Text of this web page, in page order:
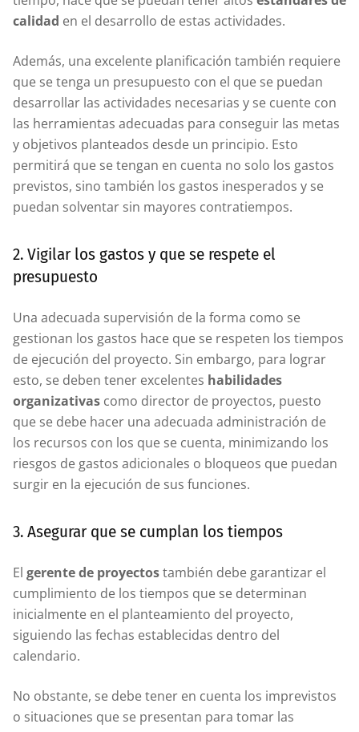
calidad en el desarrollo de estas actividades.
Además, una excelente planificación también requiere
que se tenga un presupuesto con el que se puedan
desarrollar las actividades necesarias y se cuente con
las herramientas adecuadas para conseguir las metas
y objetivos planteados desde un principio. Esto
permitirá que se tengan en cuenta no solo los gastos
previstos, sino también los gastos inesperados y se
puedan solventar sin mayores contratiempos.
2. Vigilar los gastos y que se respete el
presupuesto
Una adecuada supervisión de la forma como se
gestionan los gastos hace que se respeten los tiempos
de ejecución del proyecto. Sin embargo, para lograr
esto, se deben tener excelentes habilidades
organizativas como director de proyectos, puesto
que se debe hacer una adecuada administración de
los recursos con los que se cuenta, minimizando los
riesgos de gastos adicionales o bloqueos que puedan
surgir en la ejecución de sus funciones.
3. Asegurar que se cumplan los tiempos
El gerente de proyectostambién debe garantizar el
cumplimiento de los tiempos que se determinan
inicialmente en el planteamiento del proyecto,
siguiendo las fechas establecidas dentro del
calendario.
No obstante, se debe tener en cuenta los imprevistos
o situaciones que se presentan para tomar las